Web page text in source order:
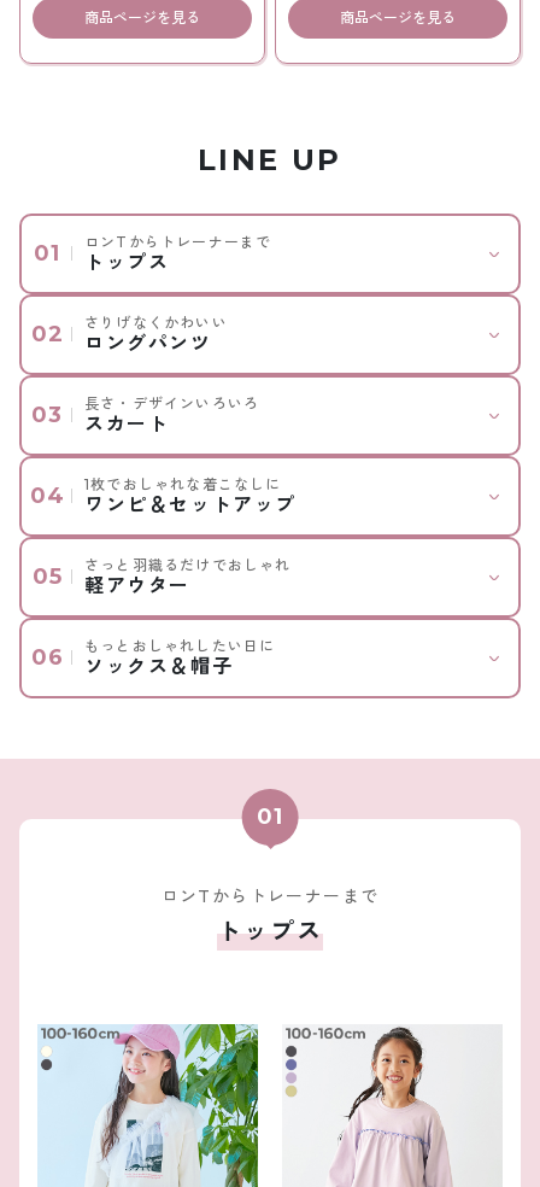
商品ページを見る 商品ページを見る
LINE UP
ロンTからトレーナーまで
トップス
さりげなくかわいい
ロングパンツ
長さ・デザインいろいろ
スカート
1枚でおしゃれな着こなしに
ワンピ＆セットアップ
さっと羽織るだけでおしゃれ
軽アウター
もっとおしゃれしたい日に
ソックス＆帽子
ロンTからトレーナーまで
トップス